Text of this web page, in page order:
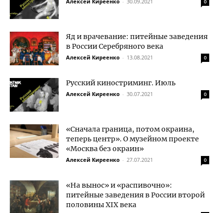
0
Яд и врачевание: питейные заведения
в России Серебряного века
Алексей Киреенко - 13.08.2021 0
Русский киностриминг. Июль
Алексей Киреенко - 30.07.2021 0
«Сначала граница, потом окраина,
теперь центр». О музейном проекте
«Москва без окраин»
Алексей Киреенко - 27.07.2021 0
«На вынос» и «распивочно»:
питейные заведения в России второй
половины XIX века